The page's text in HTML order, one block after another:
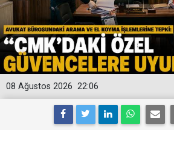
22:06
08 Ağustos 2026